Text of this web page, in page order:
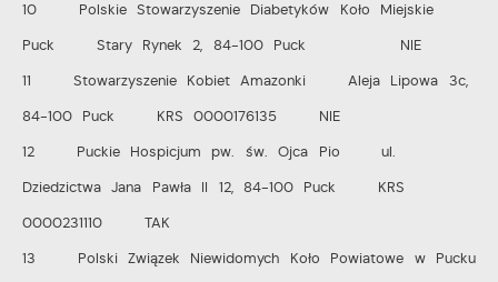
10 Polskie Stowarzyszenie Diabetyków Koło Miejskie
Puck Stary Rynek 2, 84-100 Puck NIE
11 Stowarzyszenie Kobiet Amazonki Aleja Lipowa 3c,
84-100 Puck KRS 0000176135 NIE
12 Puckie Hospicjum pw. św. Ojca Pio ul.
Dziedzictwa Jana Pawła II 12, 84-100 Puck KRS
0000231110 TAK
13 Polski Związek Niewidomych Koło Powiatowe w Pucku